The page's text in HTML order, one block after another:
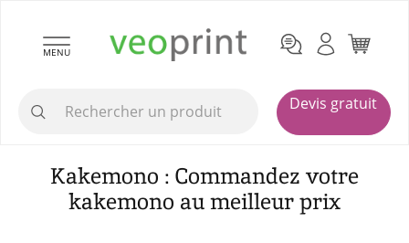
MENU
Devis gratuit
Kakemono : Commandez votre
kakemono au meilleur prix